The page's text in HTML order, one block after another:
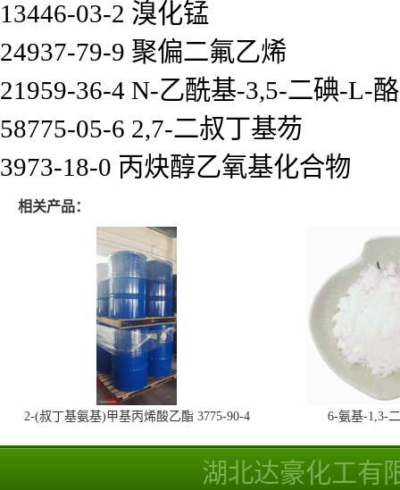
13446-03-2 溴化锰
24937-79-9 聚偏二氟乙烯
21959-36-4 N-乙酰基-3,5-二碘-L-
58775-05-6 2,7-二叔丁基芴
3973-18-0 丙炔醇乙氧基化合物
相关产品：
2-(叔丁基氨基)甲基丙烯酸乙酯 3775-90-4 6-氨基-1,3-
湖北达豪化工有